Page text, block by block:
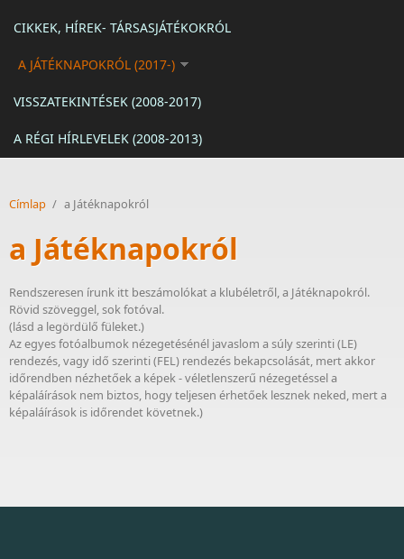
CIKKEK, HÍREK- TÁRSASJÁTÉKOKRÓL
A JÁTÉKNAPOKRÓL (2017-)
VISSZATEKINTÉSEK (2008-2017)
A RÉGI HÍRLEVELEK (2008-2013)
Címlap / a Játéknapokról
a Játéknapokról
Rendszeresen írunk itt beszámolókat a klubéletről, a Játéknapokról.
Rövid szöveggel, sok fotóval.
(lásd a legördülő füleket.)
Az egyes fotóalbumok nézegetésénél javaslom a súly szerinti (LE)
rendezés, vagy idő szerinti (FEL) rendezés bekapcsolását, mert akkor
időrendben nézhetőek a képek - véletlenszerű nézegetéssel a
képaláírások nem biztos, hogy teljesen érhetőek lesznek neked, mert a
képaláírások is időrendet követnek.)